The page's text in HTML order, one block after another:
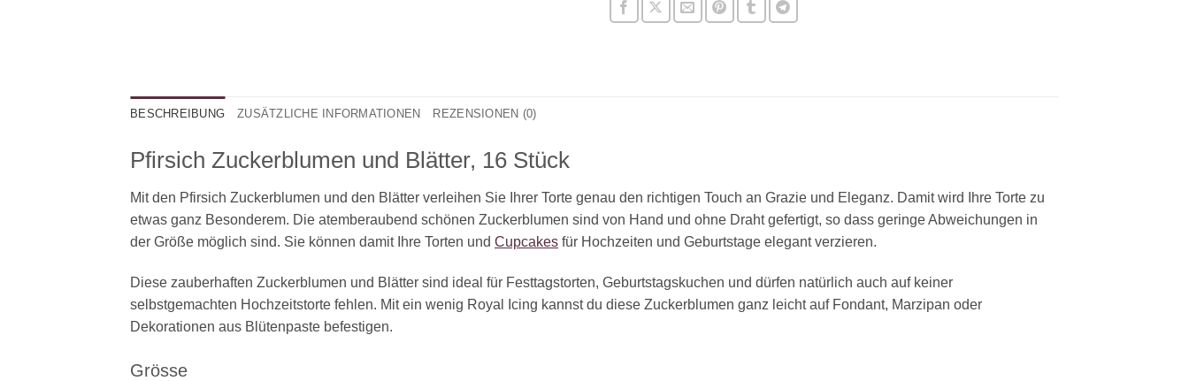
BESCHREIBUNG ZUSÄTZLICHE INFORMATIONEN REZENSIONEN (0)
Pfirsich Zuckerblumen und Blätter, 16 Stück
Mit den Pfirsich Zuckerblumen und den Blätter verleihen Sie Ihrer Torte genau den richtigen Touch an Grazie und Eleganz. Damit wird Ihre Torte zu
etwas ganz Besonderem. Die atemberaubend schönen Zuckerblumen sind von Hand und ohne Draht gefertigt, so dass geringe Abweichungen in
der Größe möglich sind. Sie können damit Ihre Torten und Cupcakes für Hochzeiten und Geburtstage elegant verzieren.
Diese zauberhaften Zuckerblumen und Blätter sind ideal für Festtagstorten, Geburtstagskuchen und dürfen natürlich auch auf keiner
selbstgemachten Hochzeitstorte fehlen. Mit ein wenig Royal Icing kannst du diese Zuckerblumen ganz leicht auf Fondant, Marzipan oder
Dekorationen aus Blütenpaste befestigen.
Grösse